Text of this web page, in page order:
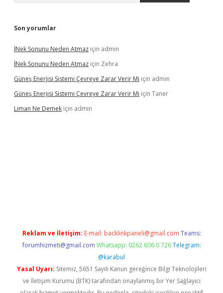
Son yorumlar
İNek Sonunu Neden Atmaz için admin
İNek Sonunu Neden Atmaz için Zehra
Güneş Enerjisi Sistemi Çevreye Zarar Verir Mi için admin
Güneş Enerjisi Sistemi Çevreye Zarar Verir Mi için Taner
Liman Ne Demek için admin
Reklam ve İletişim: E-mail: backlinkpaneli@gmail.com Teams:
forumhizmeti@gmail.com Whatsapp: 0262 606 0 726 Telegram:
@karabul
Yasal Uyarı: Sitemiz, 5651 Sayılı Kanun gereğince Bilgi Teknolojileri
ve İletişim Kurumu (BTK) tarafından onaylanmış bir Yer Sağlayıcı